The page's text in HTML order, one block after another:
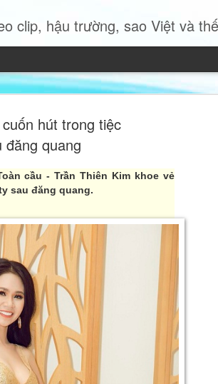
hút trong tiệc
đăng quang
cầu - Trần Thiên Kim khoe vẻ
sau đăng quang.
hậu trường, sao Việt và thế giới
trở thành
Trong bộ ảnh thời trang
2023 Quyn Si mang đến
nữ hiện đại độc lập, bản
của chính mình.
Không cần những bộ
trương, Quyn Si lựa chọn
trung tính, sơ mi trắng
cổ điển. Sự kết hợp ấy
mềm mại, phản chiếu
giữa quyền lực và nét nữ